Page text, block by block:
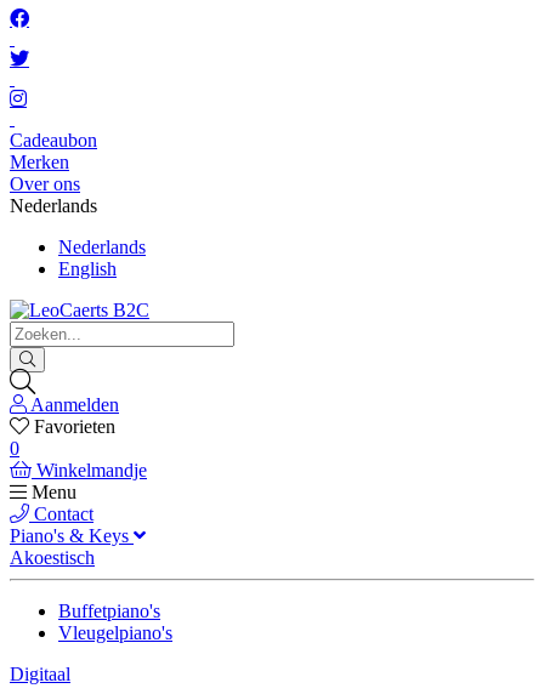
Cadeaubon
Merken
Over ons
Nederlands
Nederlands
English
Aanmelden
Favorieten
0
Winkelmandje
Menu
Contact
Piano's & Keys
Akoestisch
Buffetpiano's
Vleugelpiano's
Digitaal